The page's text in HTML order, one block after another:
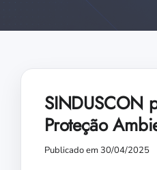
SINDUSCON
Proteção
Publicado em 30/04/2025